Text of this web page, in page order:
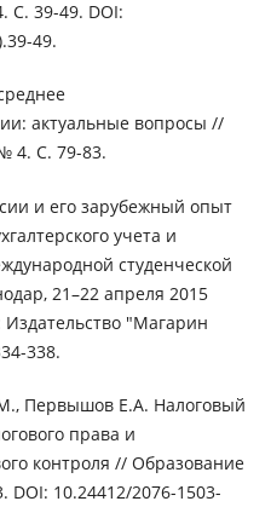
С. 39-49. DOI:
49.
актуальные вопросы //
4. С. 79-83.
и его зарубежный опыт
учета и
студенческой
21–22 апреля 2015
Издательство "Магарин
338.
Первышов Е.А. Налоговый
права и
контроля // Образование
10.24412/2076-1503-